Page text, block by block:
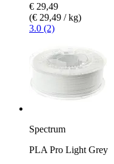
€ 29,49
(€ 29,49 / kg)
3.0 (2)
Spectrum
PLA Pro Light Grey